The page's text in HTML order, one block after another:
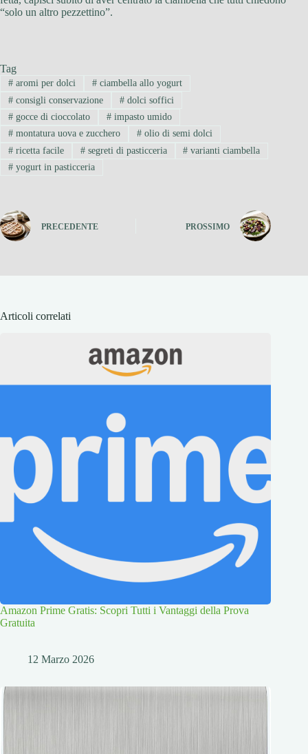
“solo un altro pezzettino”.
Tag
#aromi per dolci #ciambella allo yogurt
#consigli conservazione #dolci soffici
#gocce di cioccolato #impasto umido
#montatura uova e zucchero #olio di semi dolci
#ricetta facile #segreti di pasticceria # varianti ciambella
#yogurt in pasticceria
PRECEDENTE PROSSIMO
Articoli correlati
Amazon Prime Gratis: Scopri Tutti i Vantaggi della Prova
Gratuita
12 Marzo 2026